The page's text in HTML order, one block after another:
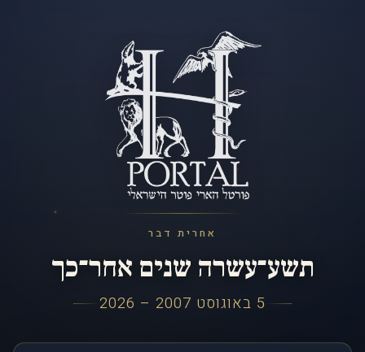
אחרית דבר
תשע־עשרה שנים אחר־כך
5 באוגוסט 2007 – 2026